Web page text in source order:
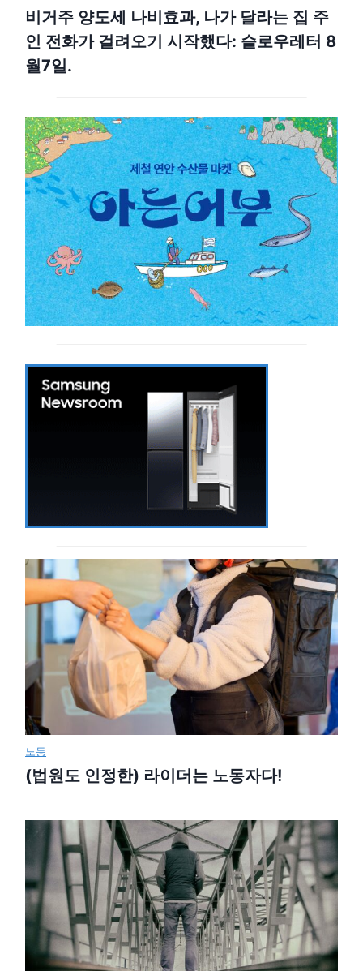
비거주 양도세 나비효과, 나가 달라는 집 주
인 전화가 걸려오기 시작했다: 슬로우레터 8
월7일.
노동
(법원도 인정한) 라이더는 노동자다!